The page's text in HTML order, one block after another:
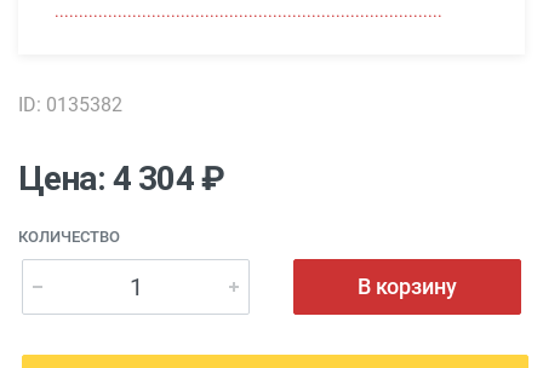
ID: 0135382
Цена: 4 304 ₽
КОЛИЧЕСТВО
В корзину